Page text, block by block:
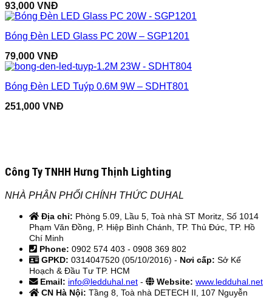
93,000 VNĐ
Bóng Đèn LED Glass PC 20W – SGP1201
79,000 VNĐ
Bóng Đèn LED Tuýp 0.6M 9W – SDHT801
251,000 VNĐ
Công Ty TNHH Hưng Thịnh Lighting
NHÀ PHÂN PHỐI CHÍNH THỨC DUHAL
Địa chỉ: Phòng 5.09, Lầu 5, Toà nhà ST Moritz, Số 1014
Phạm Văn Đồng, P. Hiệp Bình Chánh, TP. Thủ Đức, TP. Hồ
Chí Minh
Phone: 0902 574 403 - 0908 369 802
GPKD: 0314047520 (05/10/2016) - Nơi cấp: Sở Kế
Hoạch & Đầu Tư TP. HCM
Email: info@ledduhal.net - Website: www.ledduhal.net
CN Hà Nội: Tầng 8, Toà nhà DETECH II, 107 Nguyễn